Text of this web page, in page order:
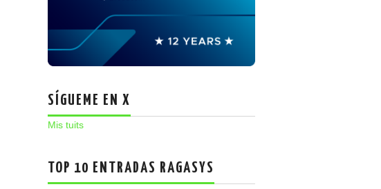
SÍGUEME EN X
Mis tuits
TOP 10 ENTRADAS RAGASYS